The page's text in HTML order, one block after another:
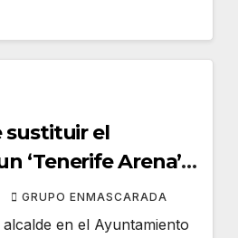
sustituir el
‘Tenerife Arena’
eventos y
GRUPO ENMASCARADA
en el Ayuntamiento